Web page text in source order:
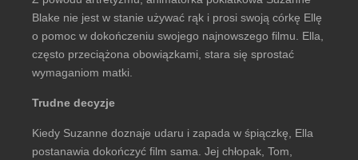
Blake nie jest w stanie używać rąk i prosi swoją córkę Ellę
o pomoc w dokończeniu swojego najnowszego filmu. Ella,
często przeciążona obowiązkami, stara się sprostać
wymaganiom matki.
Trudne decyzje
Kiedy Suzanne doznaje udaru i zapada w śpiączkę, Ella
postanawia dokończyć film sama. Jej chłopak, Tom,